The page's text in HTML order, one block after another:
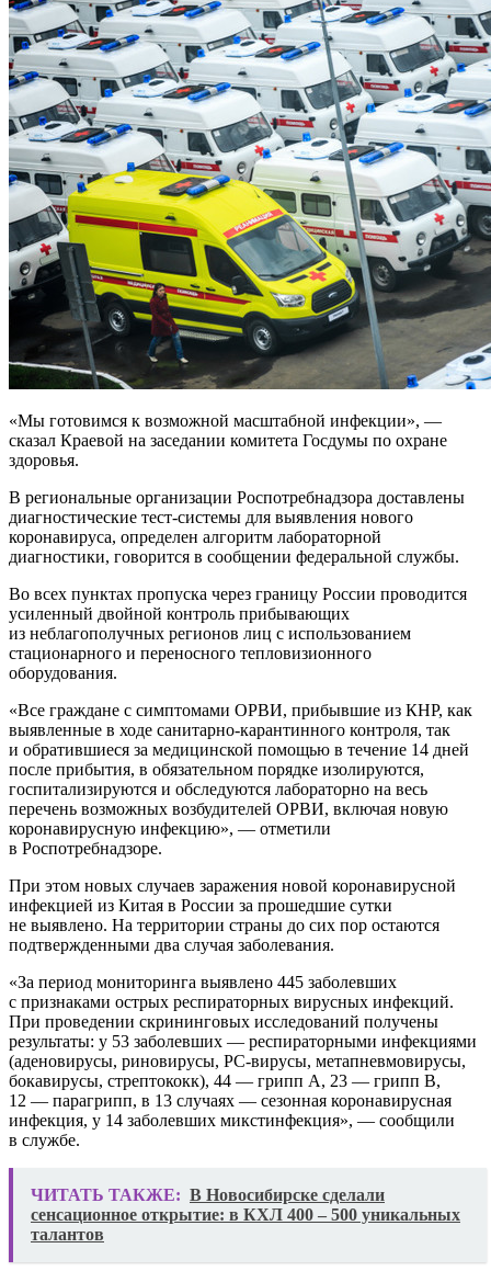
«Мы готовимся к возможной масштабной инфекции», —
сказал Краевой на заседании комитета Госдумы по охране
здоровья.
В региональные организации Роспотребнадзора доставлены
диагностические тест-системы для выявления нового
коронавируса, определен алгоритм лабораторной
диагностики, говорится в сообщении федеральной службы.
Во всех пунктах пропуска через границу России проводится
усиленный двойной контроль прибывающих
из неблагополучных регионов лиц с использованием
стационарного и переносного тепловизионного
оборудования.
«Все граждане с симптомами ОРВИ, прибывшие из КНР, как
выявленные в ходе санитарно-карантинного контроля, так
и обратившиеся за медицинской помощью в течение 14 дней
после прибытия, в обязательном порядке изолируются,
госпитализируются и обследуются лабораторно на весь
перечень возможных возбудителей ОРВИ, включая новую
коронавирусную инфекцию», — отметили
в Роспотребнадзоре.
При этом новых случаев заражения новой коронавирусной
инфекцией из Китая в России за прошедшие сутки
не выявлено. На территории страны до сих пор остаются
подтвержденными два случая заболевания.
«За период мониторинга выявлено 445 заболевших
с признаками острых респираторных вирусных инфекций.
При проведении скрининговых исследований получены
результаты: у 53 заболевших — респираторными инфекциями
(аденовирусы, риновирусы, РС-вирусы, метапневмовирусы,
бокавирусы, стрептококк), 44 — грипп А, 23 — грипп В,
12 — парагрипп, в 13 случаях — сезонная коронавирусная
инфекция, у 14 заболевших микстинфекция», — сообщили
в службе.
ЧИТАТЬ ТАКЖЕ: В Новосибирске сделали
сенсационное открытие: в КХЛ 400 – 500 уникальных
талантов